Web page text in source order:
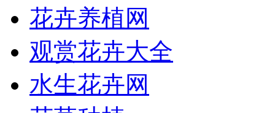
花卉养植网
观赏花卉大全
水生花卉网